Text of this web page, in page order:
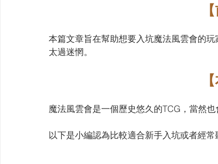
本篇文章旨在幫助想要入坑魔法風雲會的
太過迷惘。
魔法風雲會是一個歷史悠久的TCG，當然
以下是小編認為比較適合新手入坑或者經